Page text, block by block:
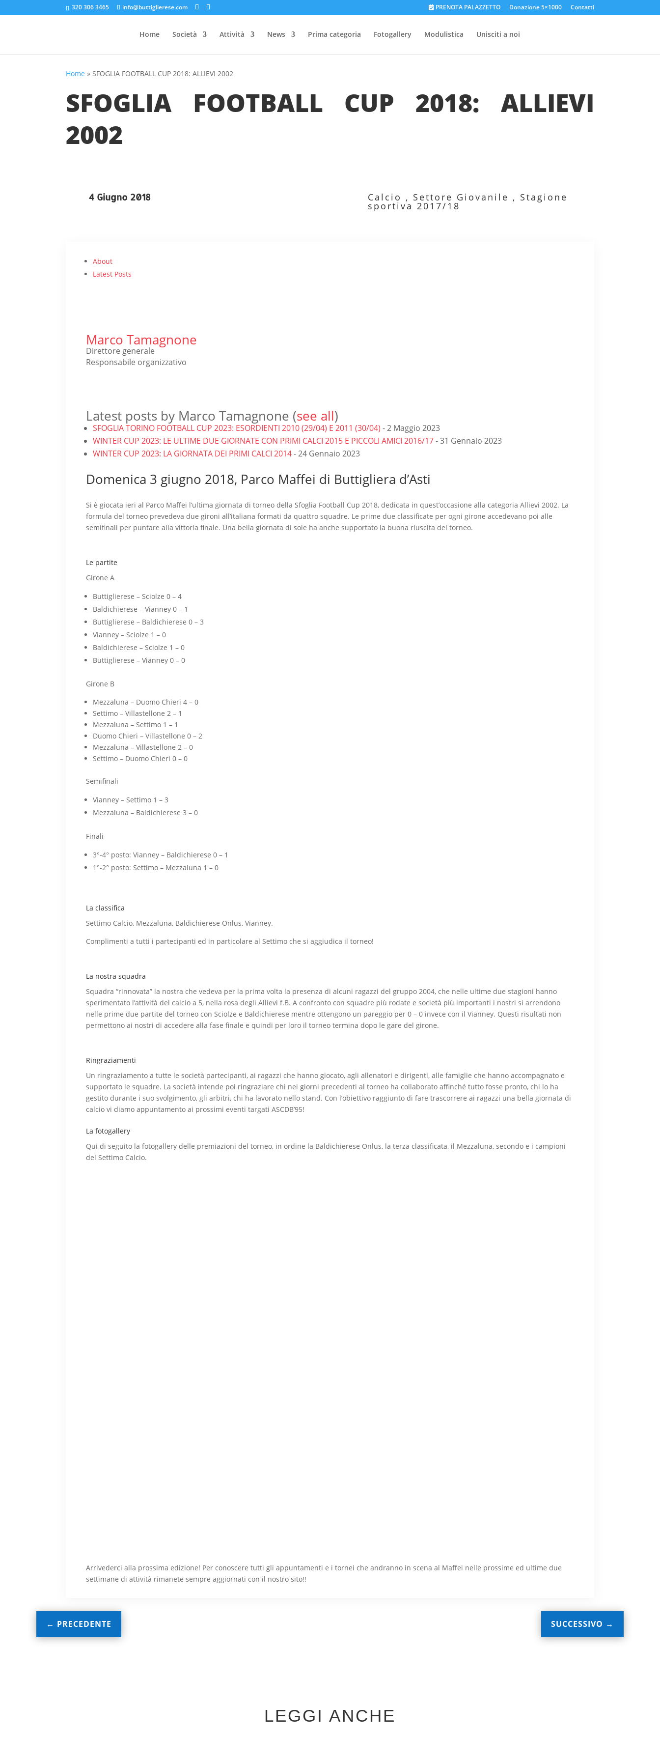
320 306 3465 info@buttiglierese.com PRENOTA PALAZZETTO Donazione 5×1000 Contatti
Home Società Attività News Prima categoria Fotogallery Modulistica Unisciti a noi
Home »SFOGLIA FOOTBALL CUP 2018: ALLIEVI 2002
SFOGLIA FOOTBALL CUP 2018: ALLIEVI
2002
4 Giugno 2018 Calcio , Settore Giovanile , Stagione
sportiva 2017/18
About
Latest Posts
Marco Tamagnone
Direttore generale
Responsabile organizzativo
Latest posts by Marco Tamagnone (see all)
SFOGLIA TORINO FOOTBALL CUP 2023: ESORDIENTI 2010 (29/04) E 2011 (30/04) - 2 Maggio 2023
WINTER CUP 2023: LE ULTIME DUE GIORNATE CON PRIMI CALCI 2015 E PICCOLI AMICI 2016/17- 31 Gennaio 2023
WINTER CUP 2023: LA GIORNATA DEI PRIMI CALCI 2014- 24 Gennaio 2023
Domenica 3 giugno 2018, Parco Maffei di Buttigliera d’Asti
Si è giocata ieri al Parco Maffei l’ultima giornata di torneo della Sfoglia Football Cup 2018, dedicata in quest’occasione alla categoria Allievi 2002. La
formula del torneo prevedeva due gironi all’italiana formati da quattro squadre. Le prime due classificate per ogni girone accedevano poi alle
semifinali per puntare alla vittoria finale. Una bella giornata di sole ha anche supportato la buona riuscita del torneo.
Le partite
Girone A
Buttiglierese – Sciolze 0 – 4
Baldichierese – Vianney 0 – 1
Buttiglierese – Baldichierese 0 – 3
Vianney – Sciolze 1 – 0
Baldichierese – Sciolze 1 – 0
Buttiglierese – Vianney 0 – 0
Girone B
Mezzaluna – Duomo Chieri 4 – 0
Settimo – Villastellone 2 – 1
Mezzaluna – Settimo 1 – 1
Duomo Chieri – Villastellone 0 – 2
Mezzaluna – Villastellone 2 – 0
Settimo – Duomo Chieri 0 – 0
Semifinali
Vianney – Settimo 1 – 3
Mezzaluna – Baldichierese 3 – 0
Finali
3°-4° posto: Vianney – Baldichierese 0 – 1
1°-2° posto: Settimo – Mezzaluna 1 – 0
La classifica
Settimo Calcio, Mezzaluna, Baldichierese Onlus, Vianney.
Complimenti a tutti i partecipanti ed in particolare al Settimo che si aggiudica il torneo!
La nostra squadra
Squadra “rinnovata” la nostra che vedeva per la prima volta la presenza di alcuni ragazzi del gruppo 2004, che nelle ultime due stagioni hanno
sperimentato l’attività del calcio a 5, nella rosa degli Allievi f.B. A confronto con squadre più rodate e società più importanti i nostri si arrendono
nelle prime due partite del torneo con Sciolze e Baldichierese mentre ottengono un pareggio per 0 – 0 invece con il Vianney. Questi risultati non
permettono ai nostri di accedere alla fase finale e quindi per loro il torneo termina dopo le gare del girone.
Ringraziamenti
Un ringraziamento a tutte le società partecipanti, ai ragazzi che hanno giocato, agli allenatori e dirigenti, alle famiglie che hanno accompagnato e
supportato le squadre. La società intende poi ringraziare chi nei giorni precedenti al torneo ha collaborato affinché tutto fosse pronto, chi lo ha
gestito durante i suo svolgimento, gli arbitri, chi ha lavorato nello stand. Con l’obiettivo raggiunto di fare trascorrere ai ragazzi una bella giornata di
calcio vi diamo appuntamento ai prossimi eventi targati ASCDB’95!
La fotogallery
Qui di seguito la fotogallery delle premiazioni del torneo, in ordine la Baldichierese Onlus, la terza classificata, il Mezzaluna, secondo e i campioni
del Settimo Calcio.
Arrivederci alla prossima edizione! Per conoscere tutti gli appuntamenti e i tornei che andranno in scena al Maffei nelle prossime ed ultime due
settimane di attività rimanete sempre aggiornati con il nostro sito!!
← PRECEDENTE SUCCESSIVO →
LEGGI ANCHE